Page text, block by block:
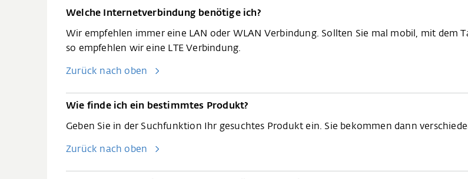
Welche Internetverbindung benötige ich?
Wir empfehlen immer eine LAN oder WLAN Verbindung. Sollten Sie mal mobil, mit dem
so empfehlen wir eine LTE Verbindung.
Zurück nach oben
Wie finde ich ein bestimmtes Produkt?
Geben Sie in der Suchfunktion Ihr gesuchtes Produkt ein. Sie bekommen dann
Zurück nach oben